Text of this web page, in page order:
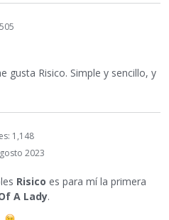
gusta Risico. Simple y sencillo, y
1,148
2023
Risico es para mí la primera
A Lady.